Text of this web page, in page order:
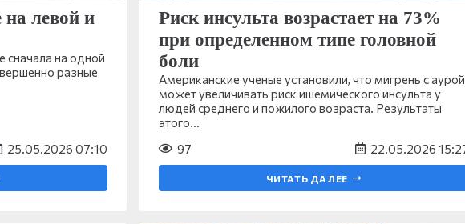
на левой и
сначала на одной
разные
25.05.2026 07:10
Риск инсульта возрастает на 73%
при определенном типе головной
боли
Американские ученые установили, что мигрень с аурой
может увеличивать риск ишемического инсульта у
людей среднего и пожилого возраста. Результаты
этого…
97
22.05.2026
ЧИТАТЬ ДАЛЕЕ